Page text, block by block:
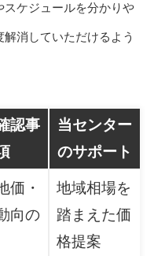
ケジュールを分かりや
消していただけるよう
認事
当センター
のサポート
価・
向の
地域相場を
踏まえた価
格提案